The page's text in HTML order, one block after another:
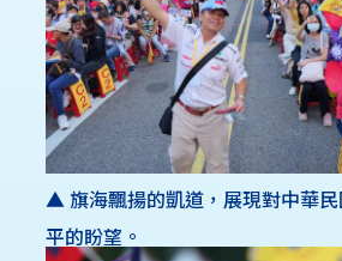
▲ 旗海飄揚的凱道，展現對中華
平的盼望。